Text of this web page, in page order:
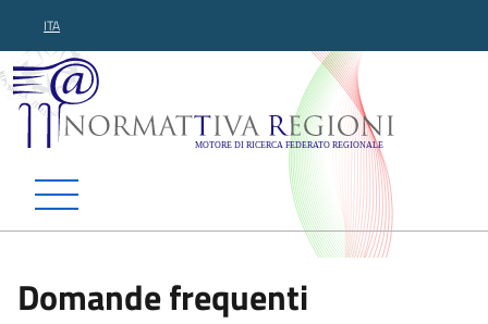
ITA
Normattiva Regioni -
Domande frequenti